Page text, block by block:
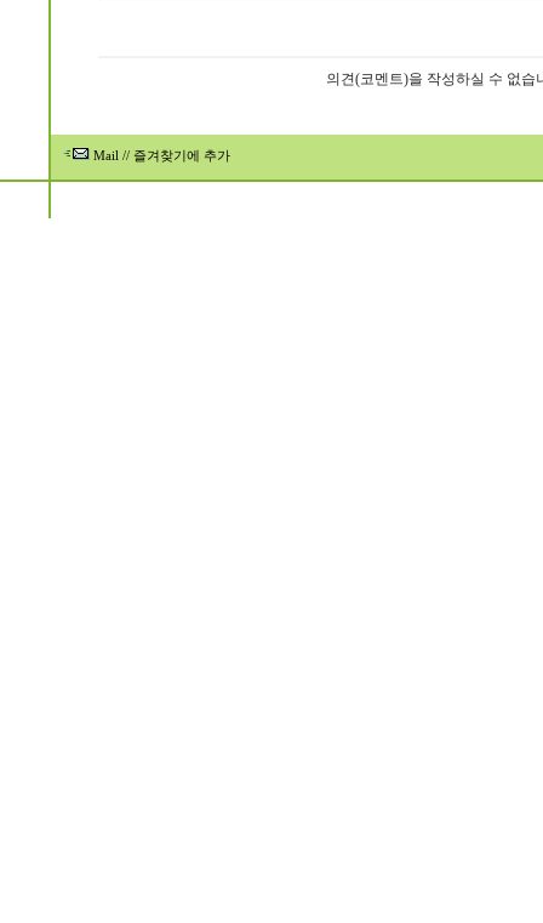
의견(코멘트)을 작성하실 수 없습
Mail // 즐겨찾기에 추가